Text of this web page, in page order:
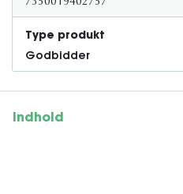
7350019402757
Type produkt
Godbidder
Indhold